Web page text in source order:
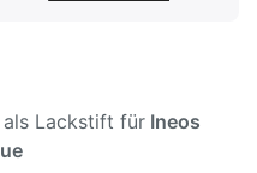
als Lackstift für Ineos